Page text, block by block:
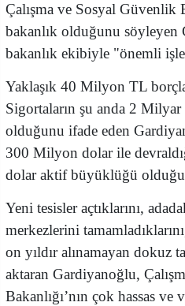
Çalışma ve Sosyal Güvenlik
bakanlık olduğunu
bakanlık ekibiyle "önemli
Yaklaşık 40 Milyon TL
Sigortaların şu anda 2 Milyar
olduğunu ifade eden
300 Milyon dolar ile
dolar aktif büyüklüğü
Yeni tesisler açtıklarını,
merkezlerini
on yıldır alınamayan dokuz
aktaran Gardiyanoğlu,
Bakanlığı’nın çok hassas